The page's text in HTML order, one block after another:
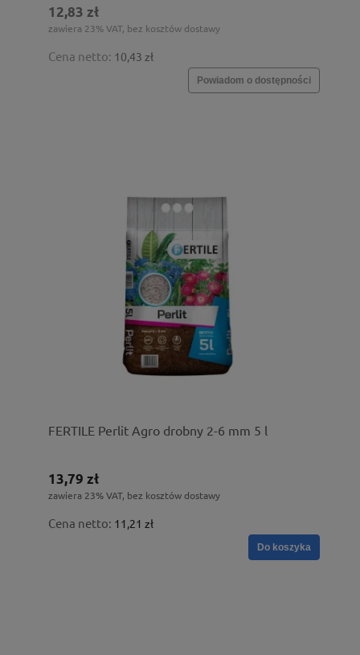
12,83 zł
zawiera 23% VAT, bez kosztów dostawy
Cena netto: 10,43 zł
Powiadom o dostępności
FERTILE Perlit Agro drobny 2-6 mm 5 l
13,79 zł
zawiera 23% VAT, bez kosztów dostawy
Cena netto: 11,21 zł
Do koszyka